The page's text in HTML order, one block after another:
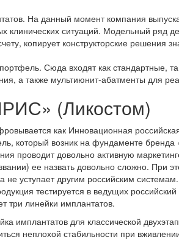
На данный момент компания
клинических ситуаций. Модельный ряд
копирует конструкторские решения
Сюда входят как стандартные,
а также мультиюнит-абатменты для
(Ликостом)
как Инновационная
который возник на фундаменте
проводит довольно активную
ее назвать довольно сложно. При
не уступает другим российским
тестируется в ведущих
три линейки имплантатов.
имплантатов для классической
неплохой стабильности при